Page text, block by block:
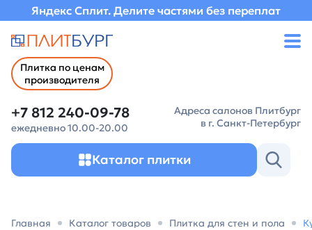
Яндекс Сплит. Делите частями без переплат
Плитка по ценам
производителя
+7 812 240-09-78
ежедневно 10.00-20.00
Адреса салонов Плитбург
в г. Санкт-Петербург
Каталог плитки
Главная Каталог товаров Плитка для стен и пола